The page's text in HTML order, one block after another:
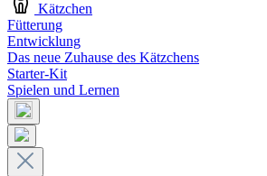
Kätzchen
Fütterung
Entwicklung
Das neue Zuhause des Kätzchens
Starter-Kit
Spielen und Lernen